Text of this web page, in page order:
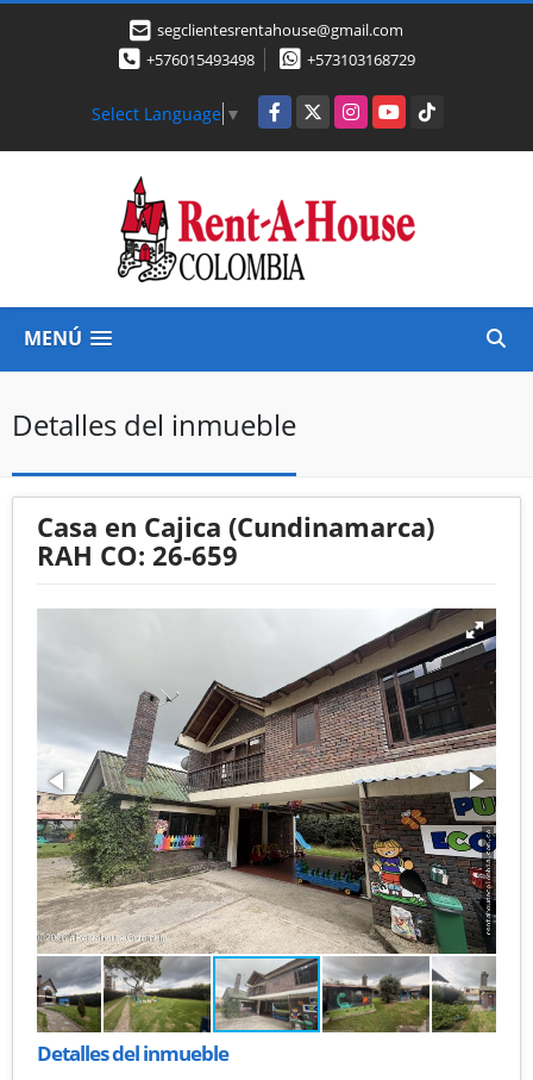
segclientesrentahouse@gmail.com
+576015493498
+573103168729
Select Language ▼ Facebook
X InstagramYouTubeTikTok
MENÚ
Detalles del inmueble
Casa en Cajica (Cundinamarca)
RAH CO: 26-659
Detalles del inmueble